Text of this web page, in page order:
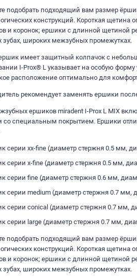
подобрать подходящий вам размер
конструкций. Короткая щетина
и коронок; ершики с длинной щетиной
зубах, широких межзубных промежутках.
имеет защитный колпачок с
I-Prox® L указывает на особую
расположение оптимально для
рекомендует заменять ершики
ершиков miradent I-Prox L MIX
со специальным покрытием. Ершики
серии xx-fine (диаметр стержня 0.5 мм,
серии x-fine (диаметр стержня 0.5 мм,
серии fine (диаметр стержня 0.6 мм,
серии medium (диаметр стержня 0.7
серии conical (диаметр стержня 0.7 мм,
серии large (диаметр стержня 0.7 мм,
подобрать подходящий вам размер
конструкций. Короткая щетина
и коронок; ершики с длинной щетиной
зубах, широких межзубных промежутках.